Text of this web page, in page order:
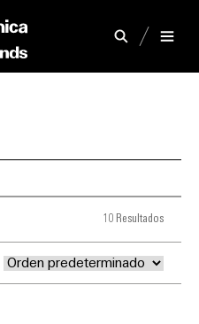
10 Resultados